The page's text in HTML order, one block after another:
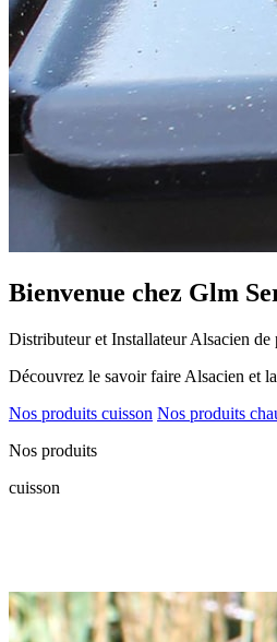
Bienvenue chez Glm
Distributeur et Installateur Alsacien
Découvrez le savoir faire Alsacien et
Nos produits cuisson Nos produits
Nos produits
cuisson